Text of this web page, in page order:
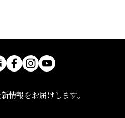
情報をお届けします。